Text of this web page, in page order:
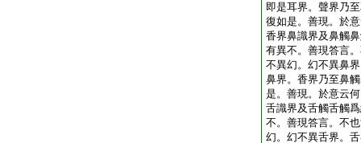
即是耳界。聲界乃
復如是。善現。於
香界鼻識界及鼻觸
有異不。善現答言
不異幻。幻不異鼻
鼻界。香界乃至鼻
是。善現。於意云
舌識界及舌觸舌觸
不。善現答言。不
幻。幻不異舌界。